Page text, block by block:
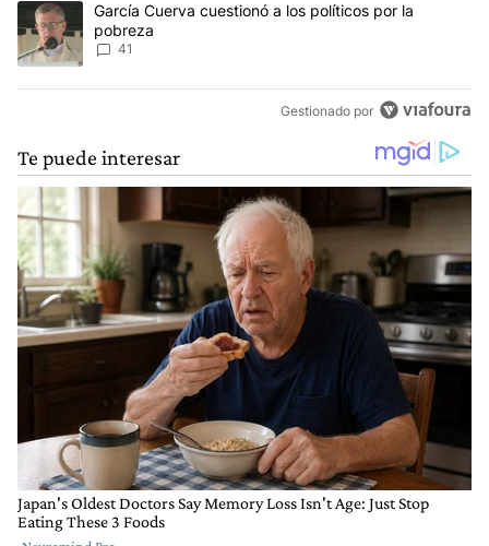
Un artículo de tendencia con el título "García Cuerva cuestionó
García Cuerva cuestionó a los políticos por la
pobreza
41
Gestionado por